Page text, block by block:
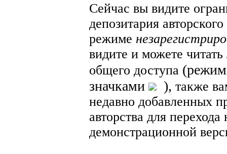
Сейчас вы видите
депозитария
режиме
видите и можете
общего доступа
значками
), также
недавно добавленных
авторства для
демонстрационной